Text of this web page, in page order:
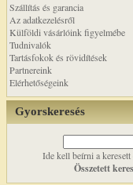
Szállítás és garancia
Az adatkezelésről
Külföldi vásárlóink figyelmébe
Tudnivalók
Tartásfokok és rövidítések
Partnereink
Elérhetőségeink
Gyorskeresés
Ide kell beírni a
Összetett